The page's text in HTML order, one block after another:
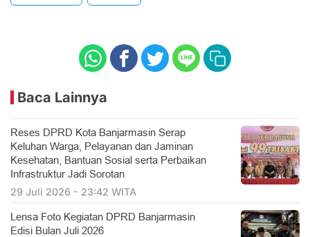
Baca Lainnya
Reses DPRD Kota Banjarmasin Serap
Keluhan Warga, Pelayanan dan Jaminan
Kesehatan, Bantuan Sosial serta Perbaikan
Infrastruktur Jadi Sorotan
29 Juli 2026 - 23:42 WITA
Lensa Foto Kegiatan DPRD Banjarmasin
Edisi Bulan Juli 2026